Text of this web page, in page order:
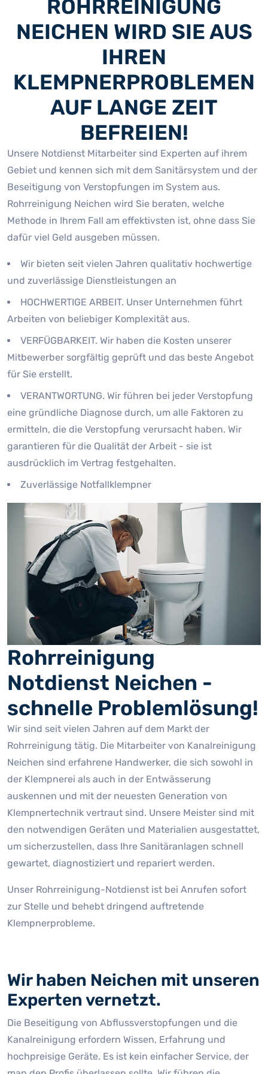
ROHRREINIGUNG
NEICHEN WIRD SIE AUS
IHREN
KLEMPNERPROBLEMEN
AUF LANGE ZEIT
BEFREIEN!
Unsere Notdienst Mitarbeiter sind Experten auf ihrem
Gebiet und kennen sich mit dem Sanitärsystem und der
Beseitigung von Verstopfungen im System aus.
Rohrreinigung Neichen wird Sie beraten, welche
Methode in Ihrem Fall am effektivsten ist, ohne dass Sie
dafür viel Geld ausgeben müssen.
Wir bieten seit vielen Jahren qualitativ hochwertige
und zuverlässige Dienstleistungen an
HOCHWERTIGE ARBEIT. Unser Unternehmen führt
Arbeiten von beliebiger Komplexität aus.
VERFÜGBARKEIT. Wir haben die Kosten unserer
Mitbewerber sorgfältig geprüft und das beste Angebot
für Sie erstellt.
VERANTWORTUNG. Wir führen bei jeder Verstopfung
eine gründliche Diagnose durch, um alle Faktoren zu
ermitteln, die die Verstopfung verursacht haben. Wir
garantieren für die Qualität der Arbeit - sie ist
ausdrücklich im Vertrag festgehalten.
Zuverlässige Notfallklempner
Rohrreinigung
Notdienst Neichen -
schnelle Problemlösung!
Wir sind seit vielen Jahren auf dem Markt der
Rohrreinigung tätig. Die Mitarbeiter von Kanalreinigung
Neichen sind erfahrene Handwerker, die sich sowohl in
der Klempnerei als auch in der Entwässerung
auskennen und mit der neuesten Generation von
Klempnertechnik vertraut sind. Unsere Meister sind mit
den notwendigen Geräten und Materialien ausgestattet,
um sicherzustellen, dass Ihre Sanitäranlagen schnell
gewartet, diagnostiziert und repariert werden.
Unser Rohrreinigung-Notdienst ist bei Anrufen sofort
zur Stelle und behebt dringend auftretende
Klempnerprobleme.
Wir haben Neichen mit unseren
Experten vernetzt.
Die Beseitigung von Abflussverstopfungen und die
Kanalreinigung erfordern Wissen, Erfahrung und
hochpreisige Geräte. Es ist kein einfacher Service, der